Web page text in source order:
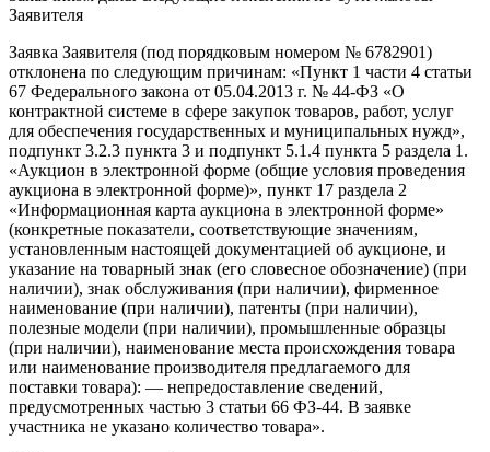
Заявителя
Заявка Заявителя (под порядковым номером № 6782901)
отклонена по следующим причинам: «Пункт 1 части 4 статьи
67 Федерального закона от 05.04.2013 г. № 44-ФЗ «О
контрактной системе в сфере закупок товаров, работ, услуг
для обеспечения государственных и муниципальных нужд»,
подпункт 3.2.3 пункта 3 и подпункт 5.1.4 пункта 5 раздела 1.
«Аукцион в электронной форме (общие условия проведения
аукциона в электронной форме)», пункт 17 раздела 2
«Информационная карта аукциона в электронной форме»
(конкретные показатели, соответствующие значениям,
установленным настоящей документацией об аукционе, и
указание на товарный знак (его словесное обозначение) (при
наличии), знак обслуживания (при наличии), фирменное
наименование (при наличии), патенты (при наличии),
полезные модели (при наличии), промышленные образцы
(при наличии), наименование места происхождения товара
или наименование производителя предлагаемого для
поставки товара): — непредоставление сведений,
предусмотренных частью 3 статьи 66 ФЗ-44. В заявке
участника не указано количество товара».